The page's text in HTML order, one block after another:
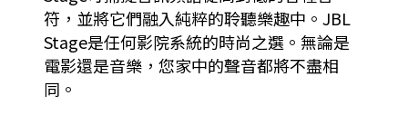
符，並將它們融入純粹的聆聽樂趣中。JBL
Stage是任何影院系統的時尚之選。無論是
電影還是音樂，您家中的聲音都將不盡相
同。